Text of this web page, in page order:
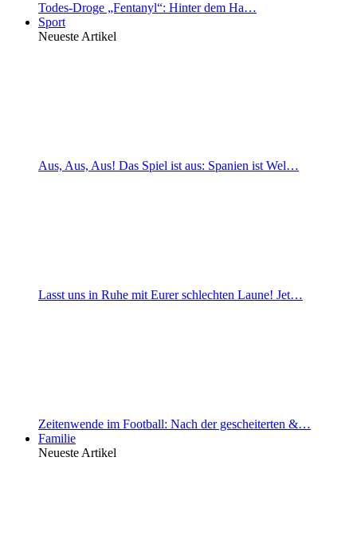
Todes-Droge „Fentanyl“: Hinter dem Ha…
Sport
Neueste Artikel
Aus, Aus, Aus! Das Spiel ist aus: Spanien ist Wel…
Lasst uns in Ruhe mit Eurer schlechten Laune! Jet…
Zeitenwende im Football: Nach der gescheiterten &…
Familie
Neueste Artikel